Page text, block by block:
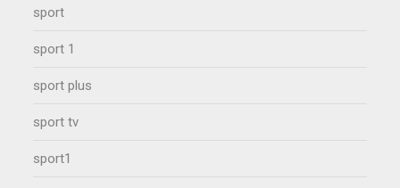
sport
sport 1
sport plus
sport tv
sport1